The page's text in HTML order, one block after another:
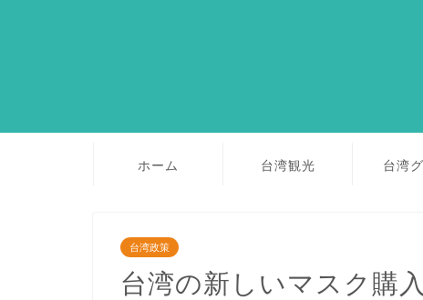
ホーム 台湾観光 台湾
台湾政策
台湾の新しいマスク購